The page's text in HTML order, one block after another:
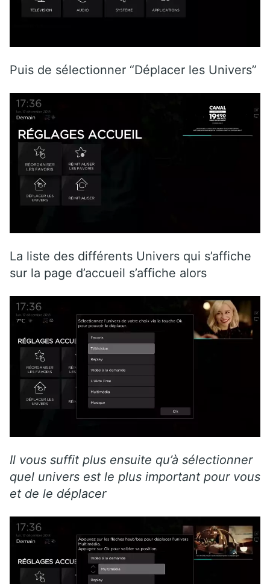
Puis de sélectionner “Déplacer les Univers”
La liste des différents Univers qui s’affiche
sur la page d’accueil s’affiche alors
Il vous suffit plus ensuite qu’à sélectionner
quel univers est le plus important pour vous
et de le déplacer